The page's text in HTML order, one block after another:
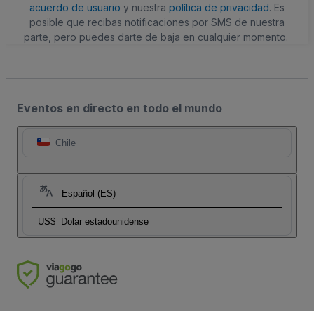
acuerdo de usuario y nuestra política de privacidad. Es
posible que recibas notificaciones por SMS de nuestra
parte, pero puedes darte de baja en cualquier momento.
Eventos en directo en todo el mundo
Chile
Español (ES)
US$ Dolar estadounidense